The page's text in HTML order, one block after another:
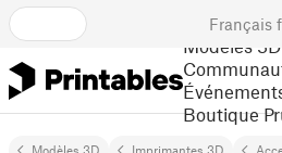
Français
Modèles 3D
Boutique
Modèles 3D Imprimantes 3D